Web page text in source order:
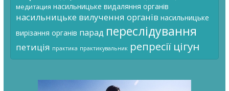
медитация насильницьке видаляння органів
насильницьке вилучення органів насильницьке
вирізання органів парад переслідування
петиція практика практикувальник репресії цігун